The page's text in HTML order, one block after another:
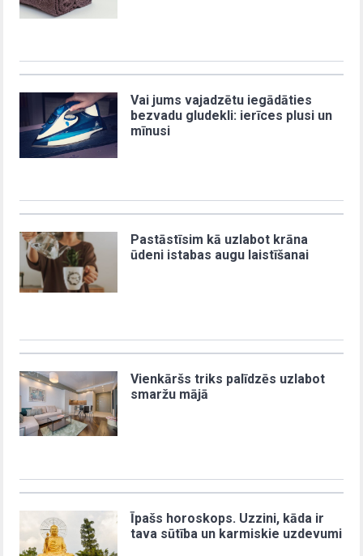
Vai jums vajadzētu iegādāties
bezvadu gludekli: ierīces plusi un
mīnusi
Pastāstīsim kā uzlabot krāna
ūdeni istabas augu laistīšanai
Vienkāršs triks palīdzēs uzlabot
smaržu mājā
Īpašs horoskops. Uzzini, kāda ir
tava sūtība un karmiskie uzdevumi